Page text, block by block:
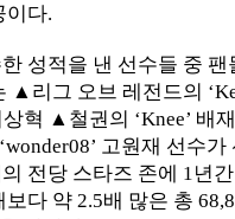
이다.
성적을 낸 선수들 중 팬
▲리그 오브 레전드의
상혁 ▲철권의 ‘Knee’ 배
고원재 선수가
전당 스타즈 존에 1년
다 약 2.5배 많은 총